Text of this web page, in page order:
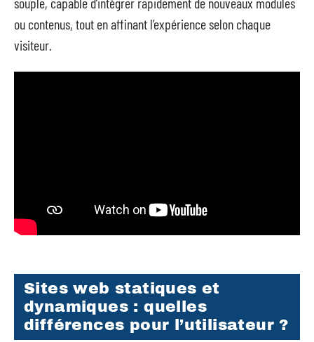
ou contenus, tout en affinant l’expérience selon chaque
visiteur.
Sites web statiques et
dynamiques : quelles
différences pour l’utilisateur ?